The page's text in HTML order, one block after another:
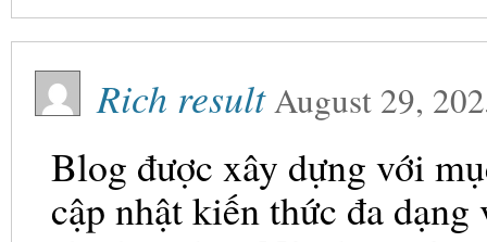
Rich resultAugust 29,
Blog được xây dựng với
cập nhật kiến thức đa